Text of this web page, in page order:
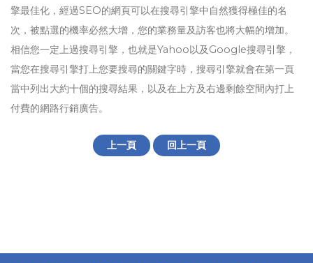
擎最佳化，經過SEO的網頁可以在搜尋引擎中自然獲得極佳的名
次，被點選的機率必然大增，您的業務量及訪客也將大幅的增加。
相信您一定上過搜尋引擎，也就是Yahoo以及Google搜尋引擎，
當您在搜尋引擎打上您要搜尋的關鍵字時，搜尋引擎就會在第一頁
當中列出大約十個的搜尋結果，以及在上方及右邊剩餘空間內打上
付費的網路行銷廣告。
上一頁 回上一頁